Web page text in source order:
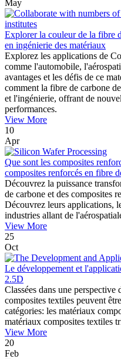
May
Explorer la couleur de la fibre
en ingénierie des matériaux
Explorez les applications de
comme l'automobile,
avantages et les défis de ce
comment la fibre de carbone
et l'ingénierie, offrant de
performances.
View More
10
Apr
Que sont les composites
composites renforcés en fibre
Découvrez la puissance
de carbone et des composites
Découvrez leurs applications,
industries allant de
View More
25
Oct
Le développement et
2.5D
Classées dans une
composites textiles peuvent
catégories: les matériaux
matériaux composites textiles
View More
20
Feb